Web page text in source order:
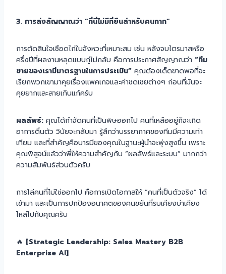
3. การส่งสัญญาณว่า “ที่นี่ไม่มีที่ยืนสำหรับคนกาก”
การตัดสินใจเชือดไก่ในจังหวะที่เหมาะสม เช่น หลังจบไตรมาสหรือ
ครึ่งปีที่ผลงานหลุดแบบกู่ไม่กลับ คือการประกาศสัญญาณว่า “ทีม
ขายของเรามีมาตรฐานในการประเมิน” คุณต้องเด็ดขาดพอที่จะ
เรียกพวกเขามาคุยเรื่องแพคเกจและค่าชดเชยต่างๆ ก่อนที่มันจะ
คุยยากและสายเกินแก้ครับ
ผลลัพธ์: คุณได้กำจัดคนที่เป็นพิษออกไป คนที่เหลืออยู่ก็จะเกิด
อาการตื่นตัว วินัยจะกลับมา รู้สึกว่าบรรยากาศของทีมมีความเท่า
เทียม และที่สำคัญคือบารมีของคุณในฐานะผู้นำจะพุ่งสูงขึ้น เพราะ
คุณพิสูจน์แล้วว่าพี่ให้ความสำคัญกับ “ผลลัพธ์และระบบ” มากกว่า
ความสัมพันธ์ส่วนตัวครับ
การไล่คนที่ไม่ใช่ออกไป คือการเปิดโอกาสให้ “คนที่เป็นตัวจริง” ได้
เข้ามา และเป็นการปกป้องอนาคตของคนขยันที่รบเคียงบ่าเคียง
ไหล่ไปกับคุณครับ
🔥 [Strategic Leadership: Sales Mastery B2B
Enterprise AI]